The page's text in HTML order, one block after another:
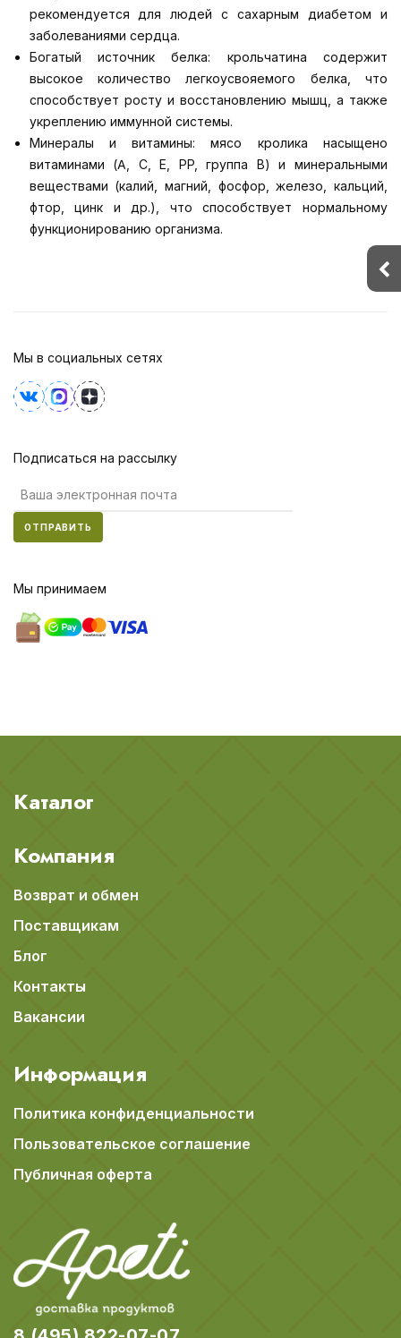
рекомендуется для людей с сахарным диабетом и
заболеваниями сердца.
Богатый источник белка: крольчатина содержит
высокое количество легкоусвояемого белка, что
способствует росту и восстановлению мышц, а также
укреплению иммунной системы.
Минералы и витамины: мясо кролика насыщено
витаминами (A, C, E, PP, группа B) и минеральными
веществами (калий, магний, фосфор, железо, кальций,
фтор, цинк и др.), что способствует нормальному
функционированию организма.
Мы в социальных сетях
Подписаться на рассылку
ОТПРАВИТЬ
Мы принимаем
Каталог
Компания
Возврат и обмен
Поставщикам
Блог
Контакты
Вакансии
Информация
Политика конфиденциальности
Пользовательское соглашение
Публичная оферта